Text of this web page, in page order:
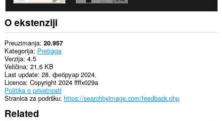
O ekstenziji
Preuzimanja 20.957
Kategorija Pretraga
Verzija 4.5
Veličina 21,6 KB
Last update 28. фебруар 2024.
Licenca Copyright 2024 ffffx029a
Politika o privatnosti
Stranica za podršku https://searchbyimage.com/feedback.php
Related